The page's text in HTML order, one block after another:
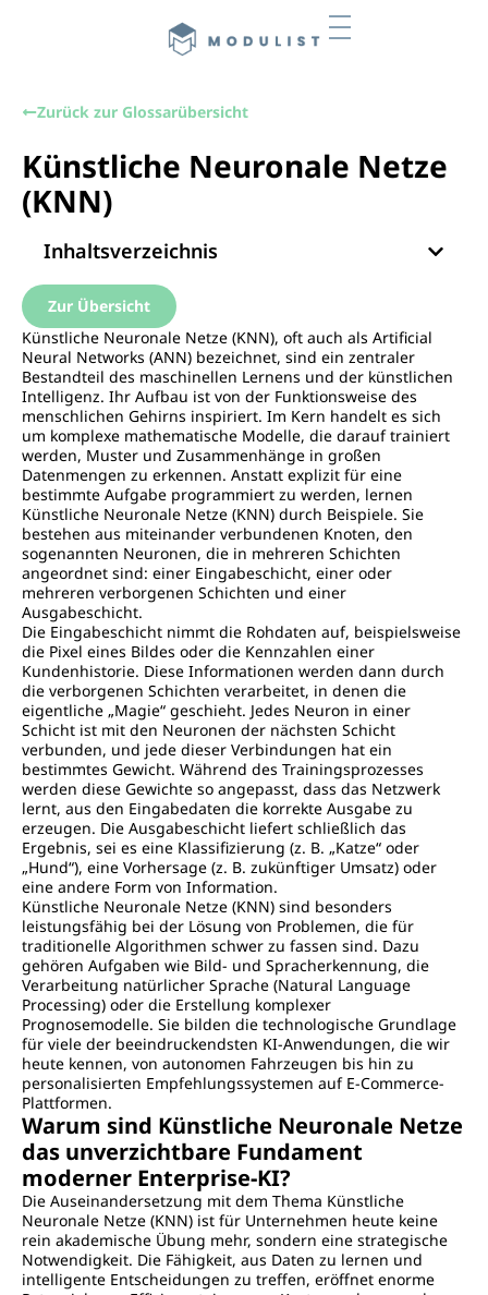
Zurück zur Glossarübersicht
Künstliche Neuronale Netze
(KNN)
Inhaltsverzeichnis
Zur Übersicht
Künstliche Neuronale Netze (KNN), oft auch als Artificial
Neural Networks (ANN) bezeichnet, sind ein zentraler
Bestandteil des maschinellen Lernens und der künstlichen
Intelligenz. Ihr Aufbau ist von der Funktionsweise des
menschlichen Gehirns inspiriert. Im Kern handelt es sich
um komplexe mathematische Modelle, die darauf trainiert
werden, Muster und Zusammenhänge in großen
Datenmengen zu erkennen. Anstatt explizit für eine
bestimmte Aufgabe programmiert zu werden, lernen
Künstliche Neuronale Netze (KNN) durch Beispiele. Sie
bestehen aus miteinander verbundenen Knoten, den
sogenannten Neuronen, die in mehreren Schichten
angeordnet sind: einer Eingabeschicht, einer oder
mehreren verborgenen Schichten und einer
Ausgabeschicht.
Die Eingabeschicht nimmt die Rohdaten auf, beispielsweise
die Pixel eines Bildes oder die Kennzahlen einer
Kundenhistorie. Diese Informationen werden dann durch
die verborgenen Schichten verarbeitet, in denen die
eigentliche „Magie“ geschieht. Jedes Neuron in einer
Schicht ist mit den Neuronen der nächsten Schicht
verbunden, und jede dieser Verbindungen hat ein
bestimmtes Gewicht. Während des Trainingsprozesses
werden diese Gewichte so angepasst, dass das Netzwerk
lernt, aus den Eingabedaten die korrekte Ausgabe zu
erzeugen. Die Ausgabeschicht liefert schließlich das
Ergebnis, sei es eine Klassifizierung (z. B. „Katze“ oder
„Hund“), eine Vorhersage (z. B. zukünftiger Umsatz) oder
eine andere Form von Information.
Künstliche Neuronale Netze (KNN) sind besonders
leistungsfähig bei der Lösung von Problemen, die für
traditionelle Algorithmen schwer zu fassen sind. Dazu
gehören Aufgaben wie Bild- und Spracherkennung, die
Verarbeitung natürlicher Sprache (Natural Language
Processing) oder die Erstellung komplexer
Prognosemodelle. Sie bilden die technologische Grundlage
für viele der beeindruckendsten KI-Anwendungen, die wir
heute kennen, von autonomen Fahrzeugen bis hin zu
personalisierten Empfehlungssystemen auf E-Commerce-
Plattformen.
Warum sind Künstliche Neuronale Netze
das unverzichtbare Fundament
moderner Enterprise-KI?
Die Auseinandersetzung mit dem Thema Künstliche
Neuronale Netze (KNN) ist für Unternehmen heute keine
rein akademische Übung mehr, sondern eine strategische
Notwendigkeit. Die Fähigkeit, aus Daten zu lernen und
intelligente Entscheidungen zu treffen, eröffnet enorme